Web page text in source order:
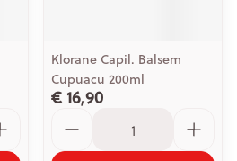
Klorane Capil. Balsem
Cupuacu 200ml
€ 16,90